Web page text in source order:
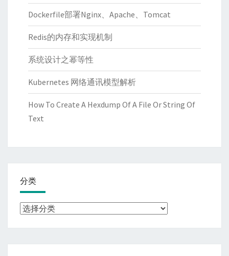
Dockerfile部署Nginx、Apache、Tomcat
Redis的内存和实现机制
系统设计之幂等性
Kubernetes 网络通讯模型解析
How To Create A Hexdump Of A File Or String Of
Text
分类
分